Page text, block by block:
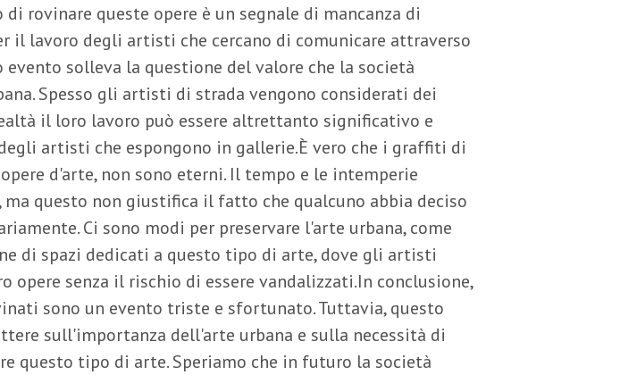
rovinare queste opere è un segnale di mancanza di
il lavoro degli artisti che cercano di comunicare attraverso
evento solleva la questione del valore che la società
Spesso gli artisti di strada vengono considerati dei
il loro lavoro può essere altrettanto significativo e
artisti che espongono in gallerie.È vero che i graffiti di
d'arte, non sono eterni. Il tempo e le intemperie
ma questo non giustifica il fatto che qualcuno abbia deciso
Ci sono modi per preservare l'arte urbana, come
di spazi dedicati a questo tipo di arte, dove gli artisti
opere senza il rischio di essere vandalizzati.In conclusione,
sono un evento triste e sfortunato. Tuttavia, questo
sull'importanza dell'arte urbana e sulla necessità di
questo tipo di arte. Speriamo che in futuro la società